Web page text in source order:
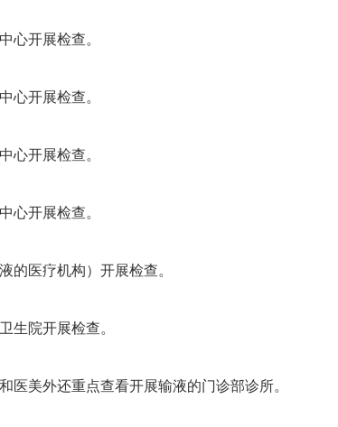
心开展检查。
心开展检查。
心开展检查。
心开展检查。
的医疗机构）开展检查。
生院开展检查。
美外还重点查看开展输液的门诊部诊所。